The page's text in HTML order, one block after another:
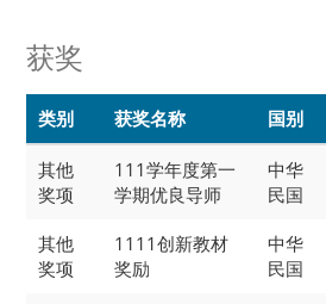
获奖
类别 获奖名称 国别
其他
奖项
111学年度第一
学期优良导师
中华
民国
其他
奖项
1111创新教材
奖励
中华
民国